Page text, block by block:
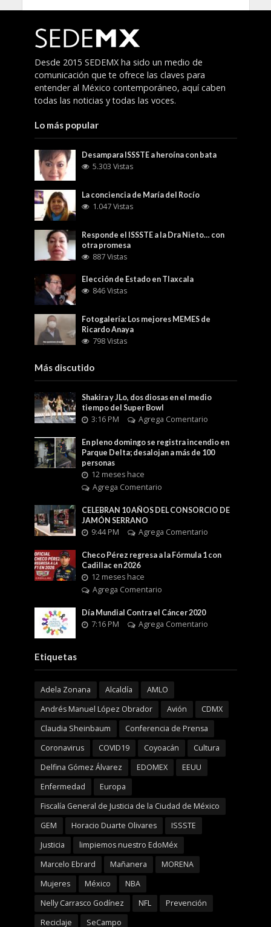
Desde 2015 SEDEMX ha sido un medio de
comunicación que te ofrece las claves para
entender al México contemporáneo, aquí caben
todas las noticias y todas las voces.
Lo más popular
Desampara ISSSTE a heroína con bata
5.303 Vistas
La conciencia de María del Rocío
1.047 Vistas
Responde el ISSSTE a la Dra Nieto… con
otra promesa
887 Vistas
Elección de Estado en Tlaxcala
846 Vistas
Fotogalería: Los mejores MEMES de
Ricardo Anaya
798 Vistas
Más discutido
Shakira y JLo, dos diosas en el medio
tiempo del Super Bowl
3:16 PM Agrega Comentario
En pleno domingo se registra incendio en
Parque Delta; desalojan a más de 100
personas
12 meses hace
Agrega Comentario
CELEBRAN 10 AÑOS DEL CONSORCIO DE
JAMÓN SERRANO
9:44 PM Agrega Comentario
Checo Pérez regresa a la Fórmula 1 con
Cadillac en 2026
12 meses hace
Agrega Comentario
Día Mundial Contra el Cáncer 2020
7:16 PM Agrega Comentario
Etiquetas
Adela Zonana Alcaldía
AMLO
Andrés Manuel López Obrador
Avión
CDMX
Claudia Sheinbaum
Conferencia de Prensa
Coronavirus
COVID19 Coyoacán
Cultura
Delfina Gómez Álvarez
EDOMEX
EEUU
Enfermedad
Europa
Fiscalía General de Justicia de la Ciudad de México
GEM
Horacio Duarte Olivares
ISSSTE
Justicia
limpiemos nuestro EdoMéx
Marcelo Ebrard
Mañanera
MORENA
Mujeres
México
NBA
Nelly Carrasco Godínez
NFL
Prevención
Reciclaje
SeCampo